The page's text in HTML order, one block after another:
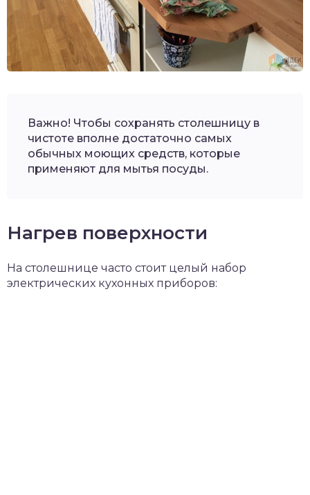
Важно! Чтобы сохранять столешницу в
чистоте вполне достаточно самых
обычных моющих средств, которые
применяют для мытья посуды.
Нагрев поверхности
На столешнице часто стоит целый набор
электрических кухонных приборов: